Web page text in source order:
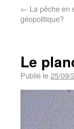
← La pêche en
géopolitique?
Le
Publié le25/09/